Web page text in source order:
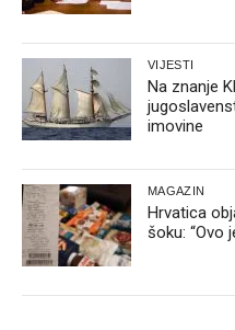
VIJESTI
Na znanje
imovine
MAGAZIN
Hrvatica
šoku: “Ovo